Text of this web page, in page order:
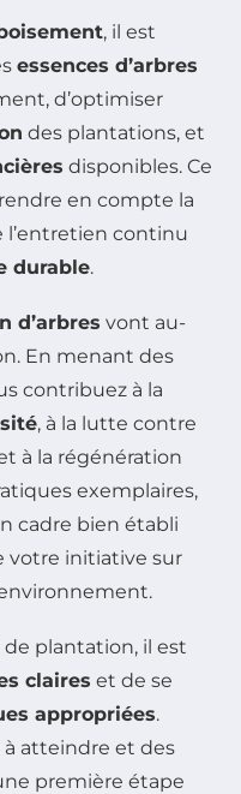
, il est
essences d’arbres
d’optimiser
des plantations, et
disponibles. Ce
en compte la
l’entretien continu
durable.
d’arbres vont au-
En menant des
contribuez à la
, à la lutte contre
à la régénération
exemplaires,
cadre bien établi
votre initiative sur
plantation, il est
claires et de se
appropriées.
à atteindre et des
première étape